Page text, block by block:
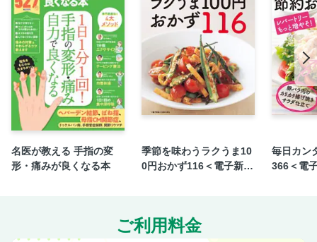
名医が教える 手指の変
形・痛みが良くなる本
季節を味わうラクうま10
0円おかず116＜電子新版
毎日カン
366＜電
ご利用料金